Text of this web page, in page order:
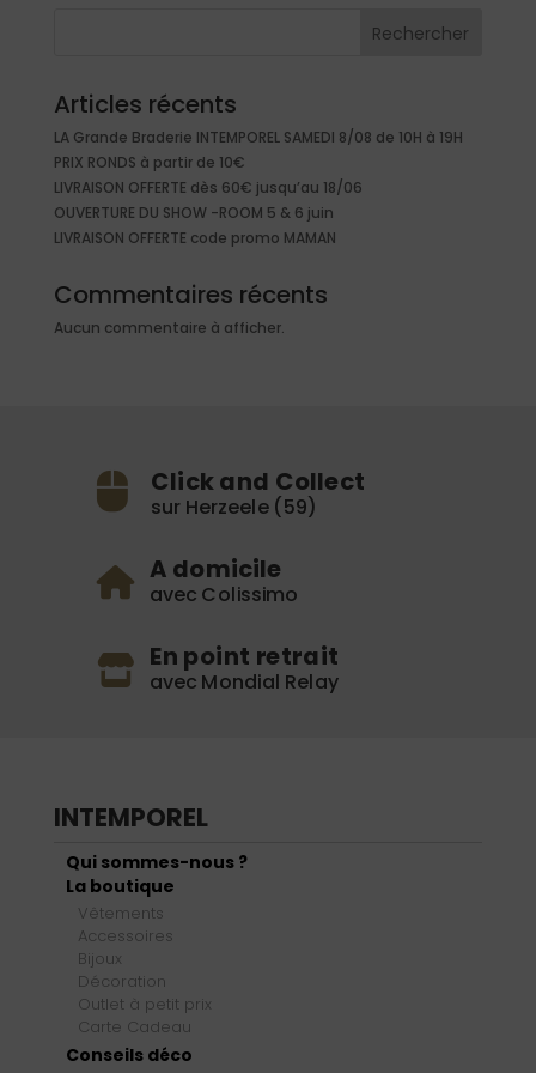
Rechercher
Articles récents
LA Grande Braderie INTEMPOREL SAMEDI 8/08 de 10H à 19H
PRIX RONDS à partir de 10€
LIVRAISON OFFERTE dès 60€ jusqu’au 18/06
OUVERTURE DU SHOW -ROOM 5 & 6 juin
LIVRAISON OFFERTE code promo MAMAN
Commentaires récents
Aucun commentaire à afficher.
Click and Collect
sur Herzeele (59)
A domicile
avec Colissimo
En point retrait
avec Mondial Relay
INTEMPOREL
Qui sommes-nous ?
La boutique
Vêtements
Accessoires
Bijoux
Décoration
Outlet à petit prix
Carte Cadeau
Conseils déco